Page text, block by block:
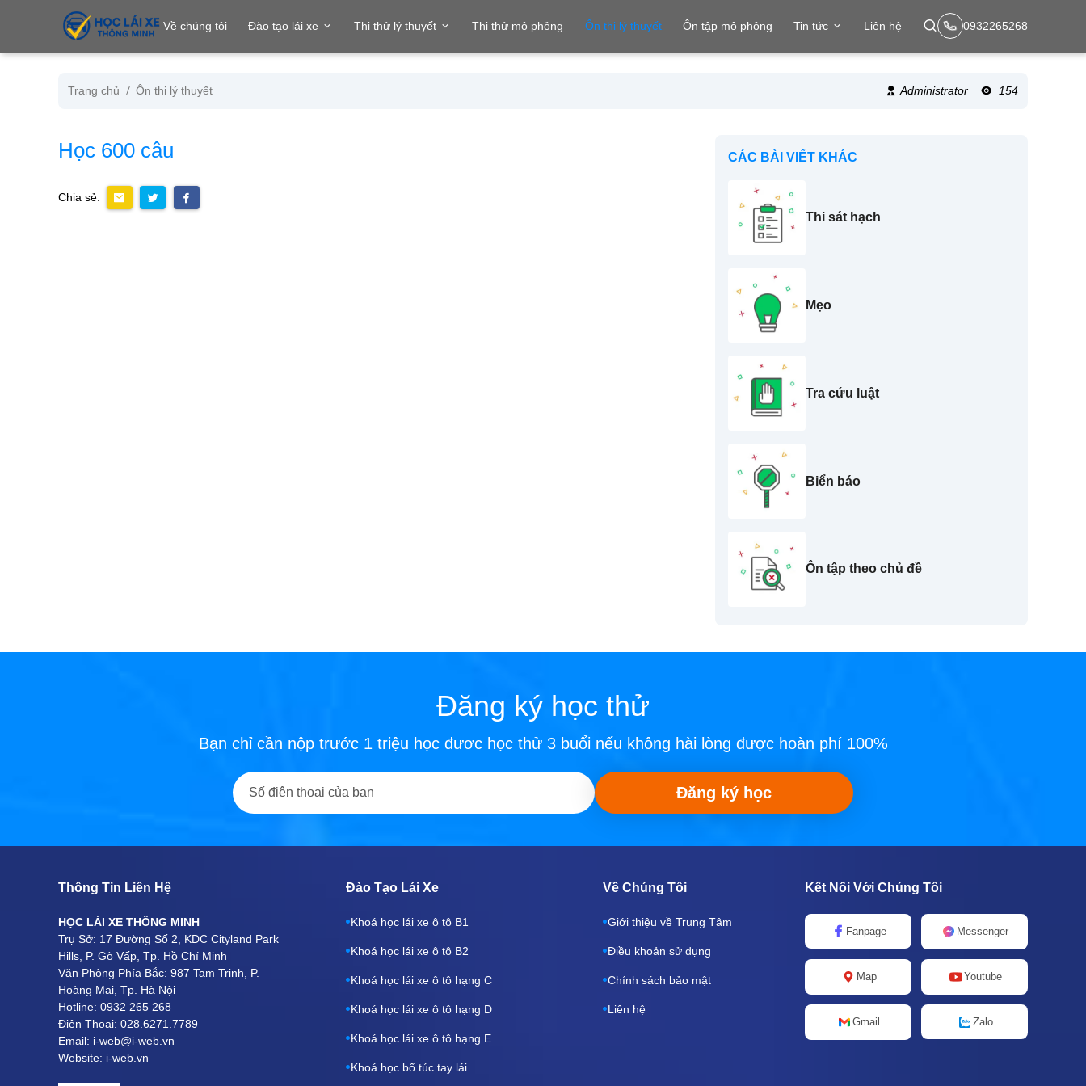
Về chúng tôi Đào tạo lái xe Thi thử lý thuyết Thi thử mô phỏng Ôn thi lý thuyết Ôn tập mô phỏng Tin tức Liên hệ 0932265268
Trang chủ Ôn thi lý thuyết Administrator 154
Học 600 câu
Chia sẻ:
CÁC BÀI VIẾT KHÁC
Thi sát hạch
Mẹo
Tra cứu luật
Biển báo
Ôn tập theo chủ đề
Đăng ký học thử
Bạn chỉ cần nộp trước 1 triệu học đươc học thử 3 buổi nếu không hài lòng được hoàn phí 100%
Đăng ký học
Thông Tin Liên Hệ
HỌC LÁI XE THÔNG MINH
Trụ Sở: 17 Đường Số 2, KDC Cityland Park
Hills, P. Gò Vấp, Tp. Hồ Chí Minh
Văn Phòng Phía Bắc: 987 Tam Trinh, P.
Hoàng Mai, Tp. Hà Nội
Hotline: 0932 265 268
Điện Thoại: 028.6271.7789
Email: i-web@i-web.vn
Website: i-web.vn
Đào Tạo Lái Xe
Khoá học lái xe ô tô B1
Khoá học lái xe ô tô B2
Khoá học lái xe ô tô hạng C
Khoá học lái xe ô tô hạng D
Khoá học lái xe ô tô hạng E
Khoá học bổ túc tay lái
Về Chúng Tôi
Giới thiệu về Trung Tâm
Điều khoản sử dụng
Chính sách bảo mật
Liên hệ
Kết Nối Với Chúng Tôi
Fanpage Messenger
Map Youtube
Gmail Zalo